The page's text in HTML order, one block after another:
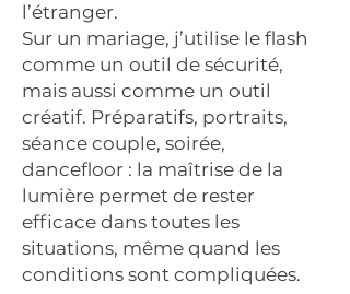
l’étranger.
Sur un mariage, j’utilise le flash
comme un outil de sécurité,
mais aussi comme un outil
créatif. Préparatifs, portraits,
séance couple, soirée,
dancefloor : la maîtrise de la
lumière permet de rester
efficace dans toutes les
situations, même quand les
conditions sont compliquées.